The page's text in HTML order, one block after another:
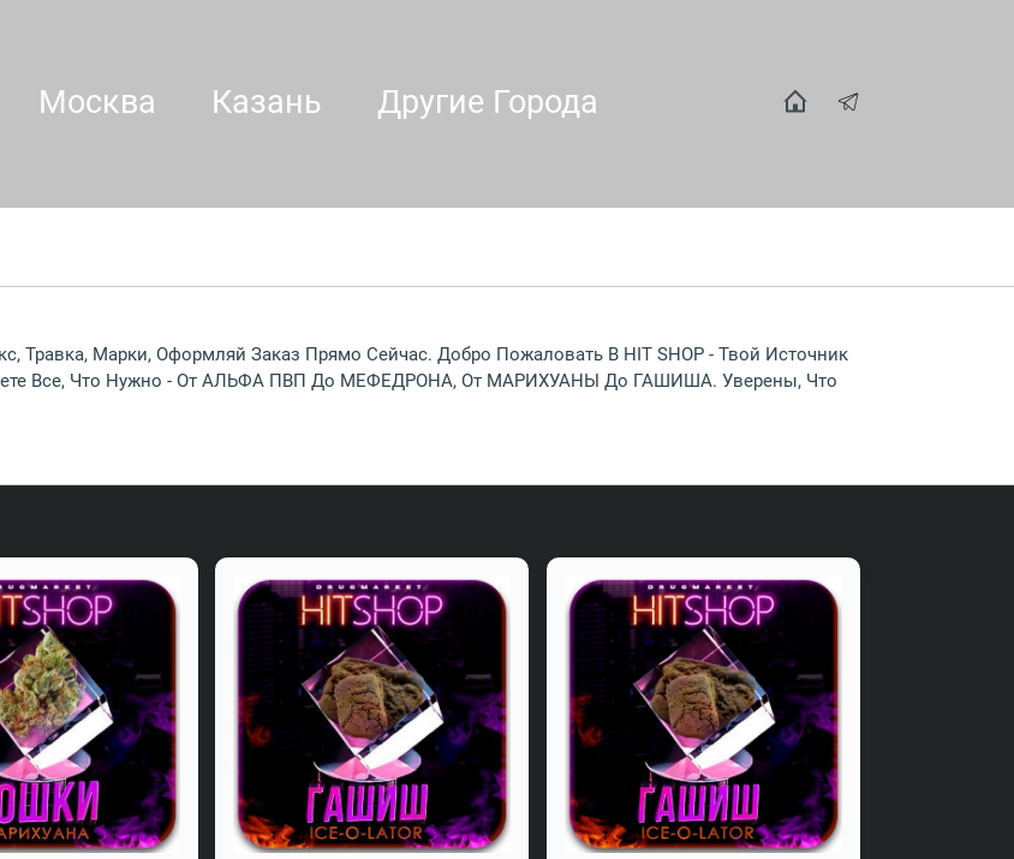
Москва Казань Другие Города
Травка, Марки, Оформляй Заказ Прямо Сейчас. Добро Пожаловать В HIT SHOP - Твой Источник
Все, Что Нужно - От АЛЬФА ПВП До МЕФЕДРОНА, От МАРИХУАНЫ До ГАШИША. Уверены, Что